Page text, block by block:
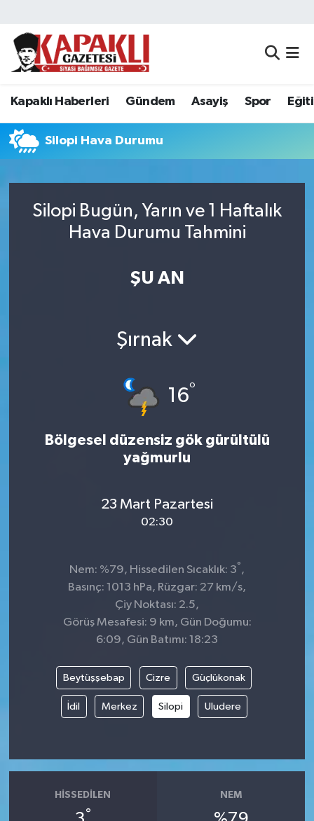
Kapaklı Haberleri Gündem Asayiş Spor
Silopi Hava Durumu
Silopi Bugün, Yarın ve 1 Haftalık
Hava Durumu Tahmini
ŞU AN
Şırnak
16°
Bölgesel düzensiz gök gürültülü
yağmurlu
23 Mart Pazartesi
02:30
Nem: %79, Hissedilen Sıcaklık: 3° ,
Basınç: 1013 hPa, Rüzgar: 27 km/s,
Çiy Noktası: 2.5,
Görüş Mesafesi: 9 km, Gün Doğumu:
6:09, Gün Batımı: 18:23
Beytüşşebap Cizre Güçlükonak
İdil Merkez Silopi Uludere
HISSEDILEN
°
NEM
Kapaklı Haberleri
Asayiş
Spor
Siyaset
Yaşam
Tekirdağ Nöbetçi Eczaneler
Tekirdağ Namaz Vakitleri
Tekirdağ Trafik Yoğunluk Haritası
Tüm Manşetler